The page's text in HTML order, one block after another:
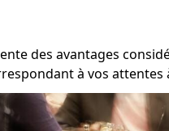
des avantages
à vos attentes